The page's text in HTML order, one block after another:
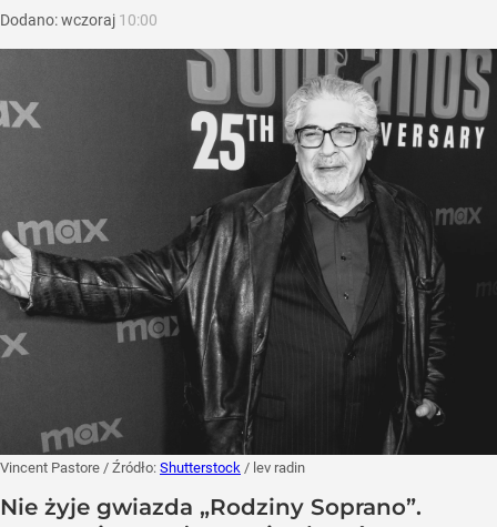
Dodano:wczoraj 10:00
Vincent Pastore / Źródło: Shutterstock / lev radin
Nie żyje gwiazda „Rodziny Soprano”.